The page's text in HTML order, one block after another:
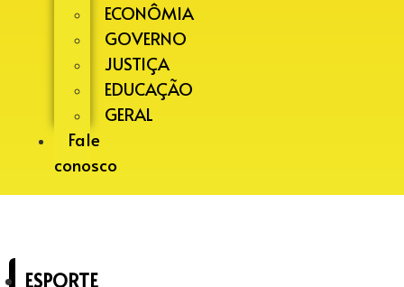
ECONÔMIA
GOVERNO
JUSTIÇA
EDUCAÇÃO
GERAL
Fale
conosco
ESPORTE